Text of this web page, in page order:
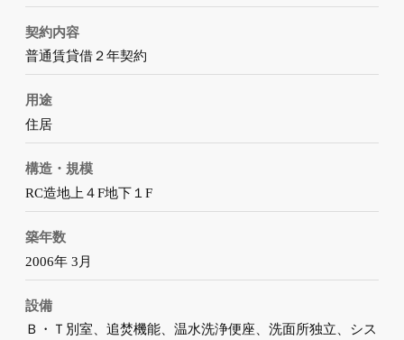
契約内容
普通賃貸借２年契約
用途
住居
構造・規模
RC造地上４F地下１F
築年数
2006年 3月
設備
Ｂ・Ｔ別室、追焚機能、温水洗浄便座、洗面所独立、シス